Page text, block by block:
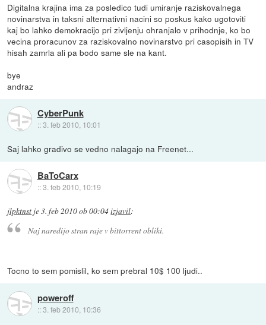
Digitalna krajina ima za posledico tudi umiranje raziskovalnega
novinarstva in taksni alternativni nacini so poskus kako ugotoviti
kaj bo lahko demokracijo pri zivljenju ohranjalo v prihodnje, ko bo
vecina proracunov za raziskovalno novinarstvo pri casopisih in TV
hisah zamrla ali pa bodo same sle na kant.
bye
andraz
CyberPunk
::3. feb 2010, 10:01
Saj lahko gradivo se vedno nalagajo na Freenet...
BaToCarx
::3. feb 2010, 10:19
jlpktnst je3. feb 2010 ob 00:04izjavil:
Naj naredijo stran raje v bittorrent obliki.
Tocno to sem pomislil, ko sem prebral 10$ 100 ljudi..
poweroff
::3. feb 2010, 10:36